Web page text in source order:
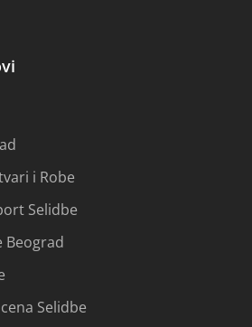
i Robe
Selidbe
Beograd
Selidbe